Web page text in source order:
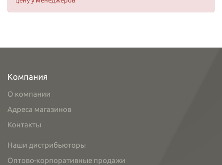
Компания
О компании
Адреса магазинов
Контакты
Наши дистрибьюторы
Оптово-корпоративные продажи